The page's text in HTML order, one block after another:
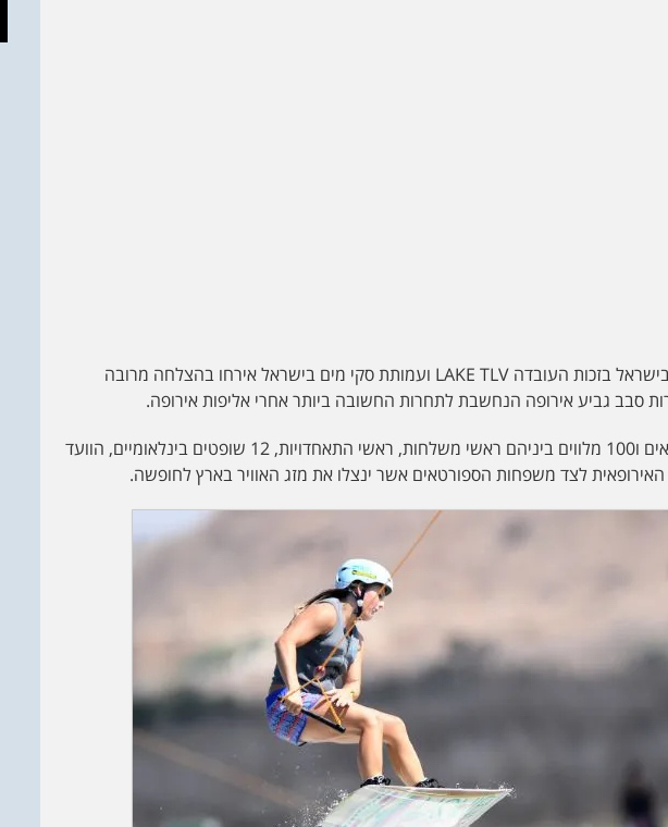
האליפות תתקיים לראשונה בישראל בזכות העובדה LAKE TLV ועמותת סקי מים בישראל אירחו בהצלחה מרובה
סבב גביע אירופה הנחשבת לתחרות החשובה ביותר אחרי אליפות אירופה.
לאליפות יגיעו כ-200 ספורטאים ו100 מלווים ביניהם ראשי משלחות, ראשי התאחדויות, 12 שופטים בינלאומיים, הוועד
לצד משפחות הספורטאים אשר ינצלו את מזג האוויר בארץ לחופשה.